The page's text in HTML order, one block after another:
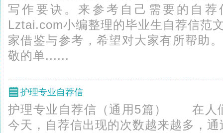
写作要诀。来参考自己需要的自
Lztai.com小编整理的毕业生自荐信范
家借鉴与参考，希望对大家有所帮
敬的单......
护理专业自荐信
护理专业自荐信（通用5篇） 在人
今天，自荐信出现的次数越来越多，